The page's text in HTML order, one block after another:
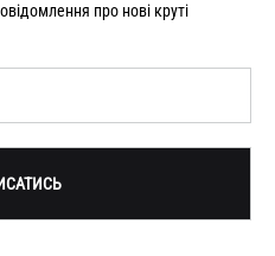
про нові круті